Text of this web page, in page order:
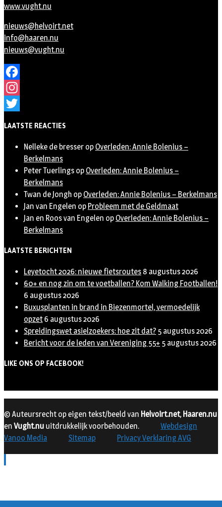
www.vught.nu
nieuws@helvoirt.net
info@haaren.nu
nieuws@vught.nu
Facebook
Instagram
LAATSTE REACTIES
Nelleke de bresser op Overleden: Annie Bolenius –
Berkelmans
Peter Tuerlings op Overleden: Annie Bolenius –
Berkelmans
Twan de Jongh op Overleden: Annie Bolenius – Berkelmans
Jan van Engelen op Probleem met de Geldmaat
Jan en Roos van Engelen op Overleden: Annie Bolenius –
Berkelmans
LAATSTE BERICHTEN
Leyetocht 2026: nieuwe fietsroutes 8 augustus 2026
60+ en nog zin om te voetballen? Kom Walking Footballen!
6 augustus 2026
Buxusplanten in brand in Biezenmortel, vermoedelijk
opzet 6 augustus 2026
Spreidingswet asielzoekers: hoe zit dat? 5 augustus 2026
Bericht voor de leden van Vereniging 55+ 5 augustus 2026
LIKE ONS OP FACEBOOK!
© Auteursrecht op eigen tekst/beeld van Helvoirt.net, Haaren.nu
en Vught.nu uitdrukkelijk voorbehouden.
Webdesign
Vanoo Media
Sitemap Privacy Verklaring AVG